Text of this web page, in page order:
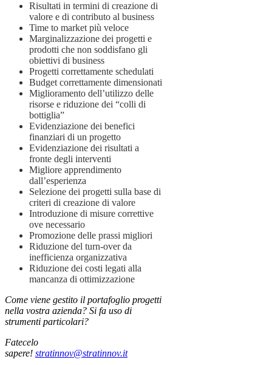
Risultati in termini di creazione di
valore e di contributo al business
Time to market più veloce
Marginalizzazione dei progetti e
prodotti che non soddisfano gli
obiettivi di business
Progetti correttamente schedulati
Budget correttamente dimensionati
Miglioramento dell’utilizzo delle
risorse e riduzione dei “colli di
bottiglia”
Evidenziazione dei benefici
finanziari di un progetto
Evidenziazione dei risultati a
fronte degli interventi
Migliore apprendimento
dall’esperienza
Selezione dei progetti sulla base di
criteri di creazione di valore
Introduzione di misure correttive
ove necessario
Promozione delle prassi migliori
Riduzione del turn-over da
inefficienza organizzativa
Riduzione dei costi legati alla
mancanza di ottimizzazione
Come viene gestito il portafoglio progetti
nella vostra azienda? Si fa uso di
strumenti particolari?
Fatecelo
sapere! stratinnov@stratinnov.it